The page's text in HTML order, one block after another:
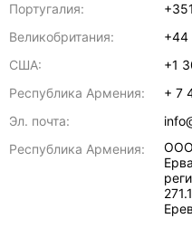
Португалия:
Великобритания:
+44
США:
+1
Республика Армения:
+ 7
Эл. почта:
Республика Армения:
ООО